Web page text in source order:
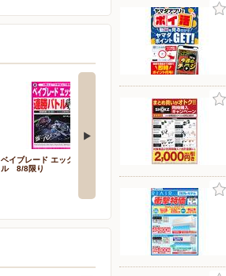
ベイブレード エックス連勝バト
ル 8/8限り
CACORNE体験会 8/9